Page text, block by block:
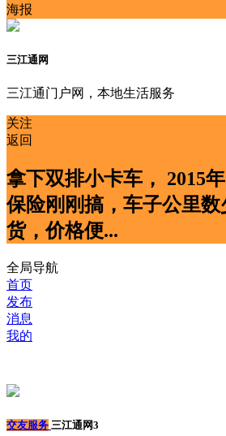
海报
三江通网
三江通门户网，本地生活服务
关注
返回
拿下双排小卡车， 2015
保险刚刚搞，车子公里
货，价格便...
全局导航
首页
发布
消息
我的
交友服务 三江通网3